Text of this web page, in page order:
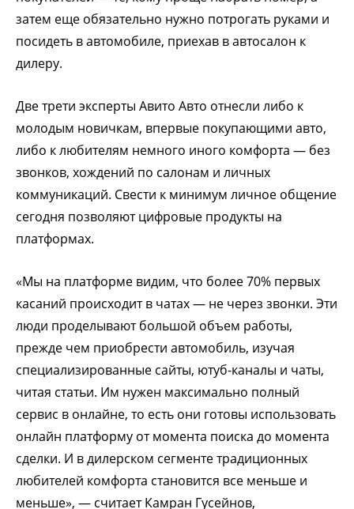
затем еще обязательно нужно потрогать руками и
посидеть в автомобиле, приехав в автосалон к
дилеру.
Две трети эксперты Авито Авто отнесли либо к
молодым новичкам, впервые покупающими авто,
либо к любителям немного иного комфорта — без
звонков, хождений по салонам и личных
коммуникаций. Свести к минимум личное общение
сегодня позволяют цифровые продукты на
платформах.
«Мы на платформе видим, что более 70% первых
касаний происходит в чатах — не через звонки. Эти
люди проделывают большой объем работы,
прежде чем приобрести автомобиль, изучая
специализированные сайты, ютуб-каналы и чаты,
читая статьи. Им нужен максимально полный
сервис в онлайне, то есть они готовы использовать
онлайн платформу от момента поиска до момента
сделки. И в дилерском сегменте традиционных
любителей комфорта становится все меньше и
меньше», — считает Камран Гусейнов,